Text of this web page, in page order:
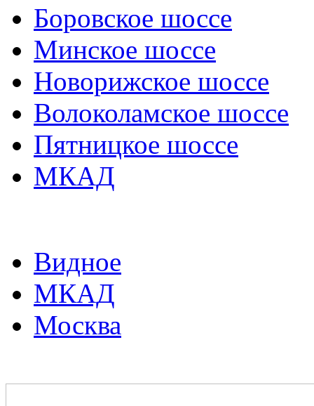
Боровское шоссе
Минское шоссе
Новорижское шоссе
Волоколамское шоссе
Пятницкое шоссе
МКАД
Видное
МКАД
Москва